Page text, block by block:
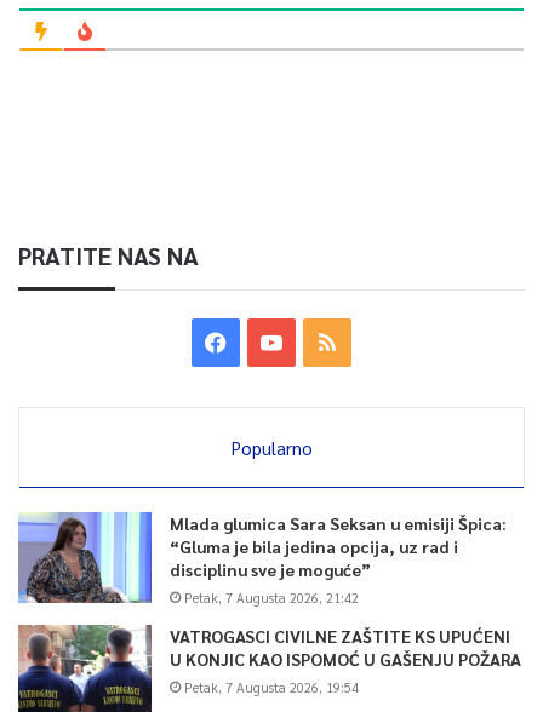
PRATITE NAS NA
Popularno
Mlada glumica Sara Seksan u emisiji Špica:
“Gluma je bila jedina opcija, uz rad i
disciplinu sve je moguće”
Petak, 7 Augusta 2026, 21:42
VATROGASCI CIVILNE ZAŠTITE KS UPUĆENI
U KONJIC KAO ISPOMOĆ U GAŠENJU POŽARA
Petak, 7 Augusta 2026, 19:54